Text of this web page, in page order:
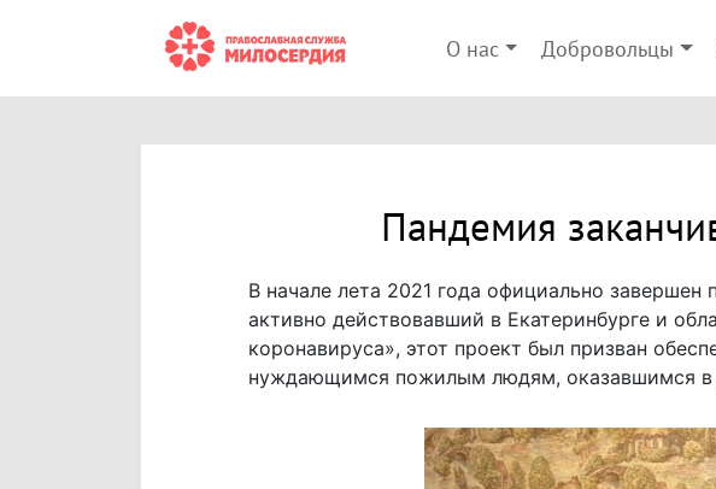
О нас Добровольцы
Пандемия
В начале лета 2021 года официально
активно действовавший в Екатеринбурге и
коронавируса», этот проект был призван
нуждающимся пожилым людям, оказавшимся в